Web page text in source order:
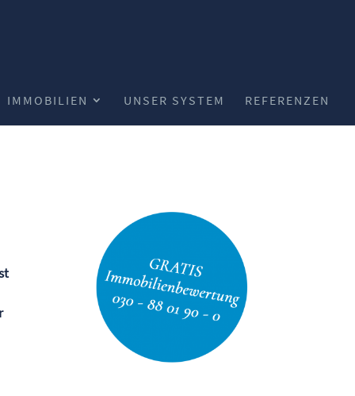
IMMOBILIEN UNSER SYSTEM REFERENZEN